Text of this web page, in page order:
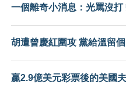
一個離奇小消息：光罵沒打
胡遭曾慶紅圍攻 黨給溫留
贏2.9億美元彩票後的美國